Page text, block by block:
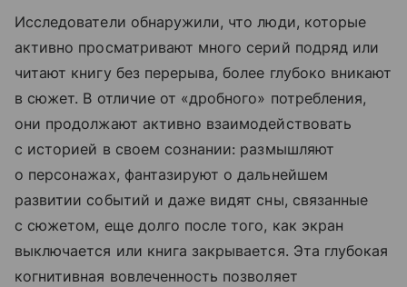
Исследователи обнаружили, что люди, которые
активно просматривают много серий подряд или
читают книгу без перерыва, более глубоко вникают
в сюжет. В отличие от «дробного» потребления,
они продолжают активно взаимодействовать
с историей в своем сознании: размышляют
о персонажах, фантазируют о дальнейшем
развитии событий и даже видят сны, связанные
с сюжетом, еще долго после того, как экран
выключается или книга закрывается. Эта глубокая
когнитивная вовлеченность позволяет